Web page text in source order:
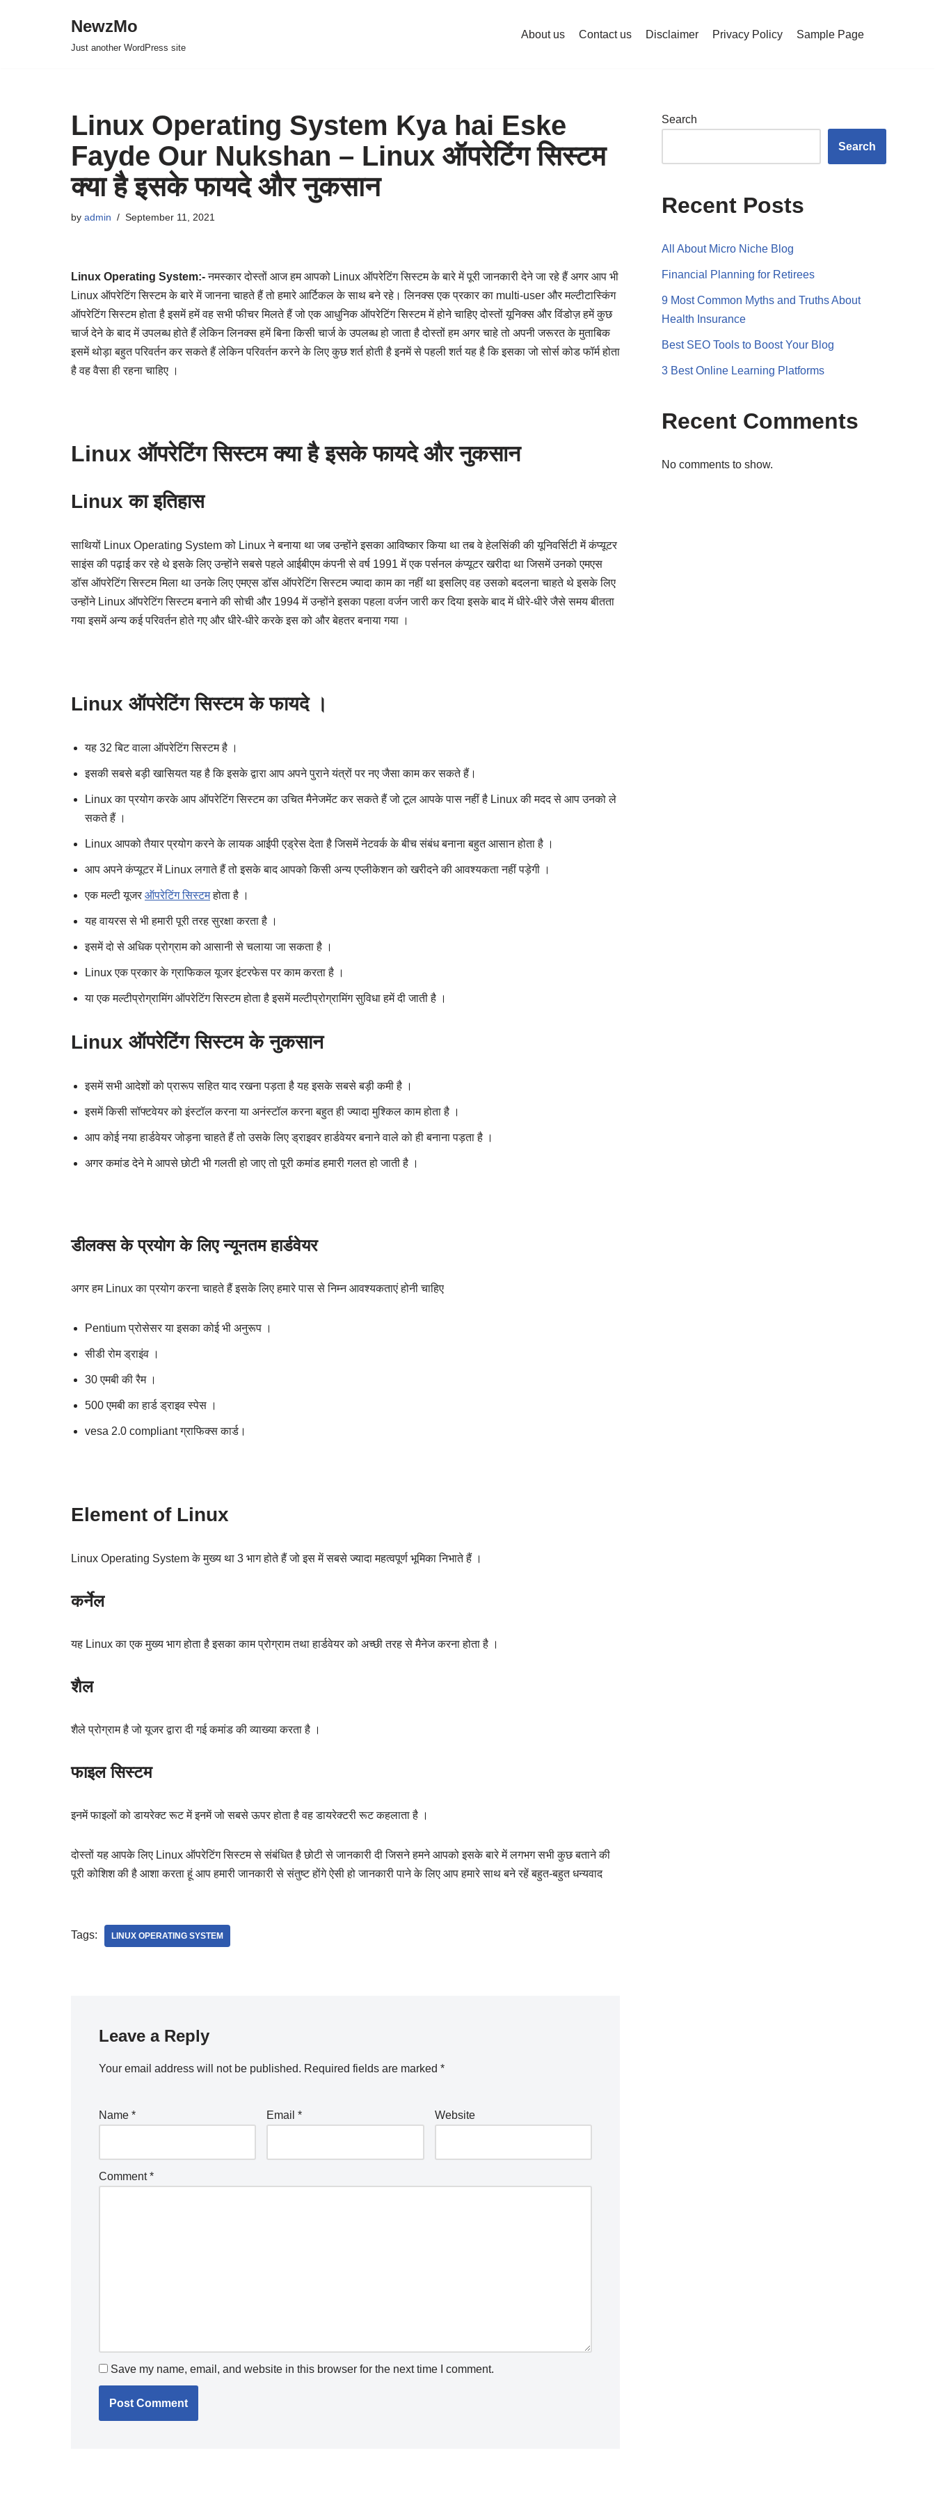
NewzMo
Just another WordPress site
About us Contact us Disclaimer Privacy Policy Sample Page
Linux Operating System Kya hai Eske
Fayde Our Nukshan – Linux ऑपरेटिंग सिस्टम
क्या है इसके फायदे और नुकसान
by admin September 11, 2021
Linux Operating System:-नमस्कार दोस्तों आज हम आपको Linux ऑपरेटिंग सिस्टम के बारे में पूरी जानकारी देने जा रहे हैं अगर आप भी
Linux ऑपरेटिंग सिस्टम के बारे में जानना चाहते हैं तो हमारे आर्टिकल के साथ बने रहे। लिनक्स एक प्रकार का multi-user और मल्टीटास्किंग
ऑपरेटिंग सिस्टम होता है इसमें हमें वह सभी फीचर मिलते हैं जो एक आधुनिक ऑपरेटिंग सिस्टम में होने चाहिए दोस्तों यूनिक्स और विंडोज़ हमें कुछ
चार्ज देने के बाद में उपलब्ध होते हैं लेकिन लिनक्स हमें बिना किसी चार्ज के उपलब्ध हो जाता है दोस्तों हम अगर चाहे तो अपनी जरूरत के मुताबिक
इसमें थोड़ा बहुत परिवर्तन कर सकते हैं लेकिन परिवर्तन करने के लिए कुछ शर्त होती है इनमें से पहली शर्त यह है कि इसका जो सोर्स कोड फॉर्म होता
है वह वैसा ही रहना चाहिए ।
Linux ऑपरेटिंग सिस्टम क्या है इसके फायदे और नुकसान
Linux का इतिहास
साथियों Linux Operating System को Linux ने बनाया था जब उन्होंने इसका आविष्कार किया था तब वे हेलसिंकी की यूनिवर्सिटी में कंप्यूटर
साइंस की पढ़ाई कर रहे थे इसके लिए उन्होंने सबसे पहले आईबीएम कंपनी से वर्ष 1991 में एक पर्सनल कंप्यूटर खरीदा था जिसमें उनको एमएस
डॉस ऑपरेटिंग सिस्टम मिला था उनके लिए एमएस डॉस ऑपरेटिंग सिस्टम ज्यादा काम का नहीं था इसलिए वह उसको बदलना चाहते थे इसके लिए
उन्होंने Linux ऑपरेटिंग सिस्टम बनाने की सोची और 1994 में उन्होंने इसका पहला वर्जन जारी कर दिया इसके बाद में धीरे-धीरे जैसे समय बीतता
गया इसमें अन्य कई परिवर्तन होते गए और धीरे-धीरे करके इस को और बेहतर बनाया गया ।
Linux ऑपरेटिंग सिस्टम के फायदे ।
यह 32 बिट वाला ऑपरेटिंग सिस्टम है ।
इसकी सबसे बड़ी खासियत यह है कि इसके द्वारा आप अपने पुराने यंत्रों पर नए जैसा काम कर सकते हैं।
Linux का प्रयोग करके आप ऑपरेटिंग सिस्टम का उचित मैनेजमेंट कर सकते हैं जो टूल आपके पास नहीं है Linux की मदद से आप उनको ले
सकते हैं ।
Linux आपको तैयार प्रयोग करने के लायक आईपी एड्रेस देता है जिसमें नेटवर्क के बीच संबंध बनाना बहुत आसान होता है ।
आप अपने कंप्यूटर में Linux लगाते हैं तो इसके बाद आपको किसी अन्य एप्लीकेशन को खरीदने की आवश्यकता नहीं पड़ेगी ।
एक मल्टी यूजर ऑपरेटिंग सिस्टमहोता है ।
यह वायरस से भी हमारी पूरी तरह सुरक्षा करता है ।
इसमें दो से अधिक प्रोग्राम को आसानी से चलाया जा सकता है ।
Linux एक प्रकार के ग्राफिकल यूजर इंटरफेस पर काम करता है ।
या एक मल्टीप्रोग्रामिंग ऑपरेटिंग सिस्टम होता है इसमें मल्टीप्रोग्रामिंग सुविधा हमें दी जाती है ।
Linux ऑपरेटिंग सिस्टम के नुकसान
इसमें सभी आदेशों को प्रारूप सहित याद रखना पड़ता है यह इसके सबसे बड़ी कमी है ।
इसमें किसी सॉफ्टवेयर को इंस्टॉल करना या अनंस्टॉल करना बहुत ही ज्यादा मुश्किल काम होता है ।
आप कोई नया हार्डवेयर जोड़ना चाहते हैं तो उसके लिए ड्राइवर हार्डवेयर बनाने वाले को ही बनाना पड़ता है ।
अगर कमांड देने‌‌ मे आपसे छोटी भी गलती हो जाए तो पूरी कमांड हमारी गलत हो जाती है ।
डीलक्स के प्रयोग के लिए न्यूनतम हार्डवेयर
अगर हम‌ Linux का प्रयोग करना चाहते हैं इसके लिए हमारे पास से निम्न आवश्यकताएं होनी चाहिए
Pentium प्रोसेसर या इसका कोई भी अनुरूप ।
सीडी रोम ड्राइंव ।
30 एमबी की रैम ।
500 एमबी का हार्ड ड्राइव स्पेस ।
vesa 2.0 compliant ग्राफिक्स ‌कार्ड।
Element of Linux
Linux Operating System के मुख्य था 3 भाग होते हैं जो इस में सबसे ज्यादा महत्वपूर्ण भूमिका निभाते हैं ।
कर्नेल
यह Linux का एक मुख्य भाग होता है इसका काम प्रोग्राम तथा हार्डवेयर को अच्छी तरह से मैनेज करना होता है ।
शैल
शैले प्रोग्राम है जो यूजर द्वारा दी गई कमांड की व्याख्या करता है ।
फाइल सिस्टम
इनमें फाइलों को डायरेक्ट रूट में इनमें जो सबसे ऊपर होता है वह डायरेक्टरी रूट कहलाता है ।
दोस्तों यह आपके लिए Linux ऑपरेटिंग सिस्टम से संबंधित है छोटी से जानकारी दी जिसने हमने आपको इसके बारे में लगभग सभी कुछ बताने की
पूरी कोशिश की है आशा करता हूं आप हमारी जानकारी से संतुष्ट होंगे ऐसी हो जानकारी पाने के लिए आप हमारे साथ बने रहें बहुत-बहुत धन्यवाद
Tags: LINUX OPERATING SYSTEM
Leave a Reply
Your email address will not be published. Required fields are marked *
Name * Email* Website
Comment*
Save my name, email, and website in this browser for the next time I comment.
Search
Search
Recent Posts
All About Micro Niche Blog
Financial Planning for Retirees
9 Most Common Myths and Truths About
Health Insurance
Best SEO Tools to Boost Your Blog
3 Best Online Learning Platforms
Recent Comments
No comments to show.